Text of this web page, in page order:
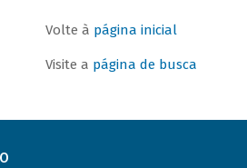
Volte à página inicial
Visite a página de busca